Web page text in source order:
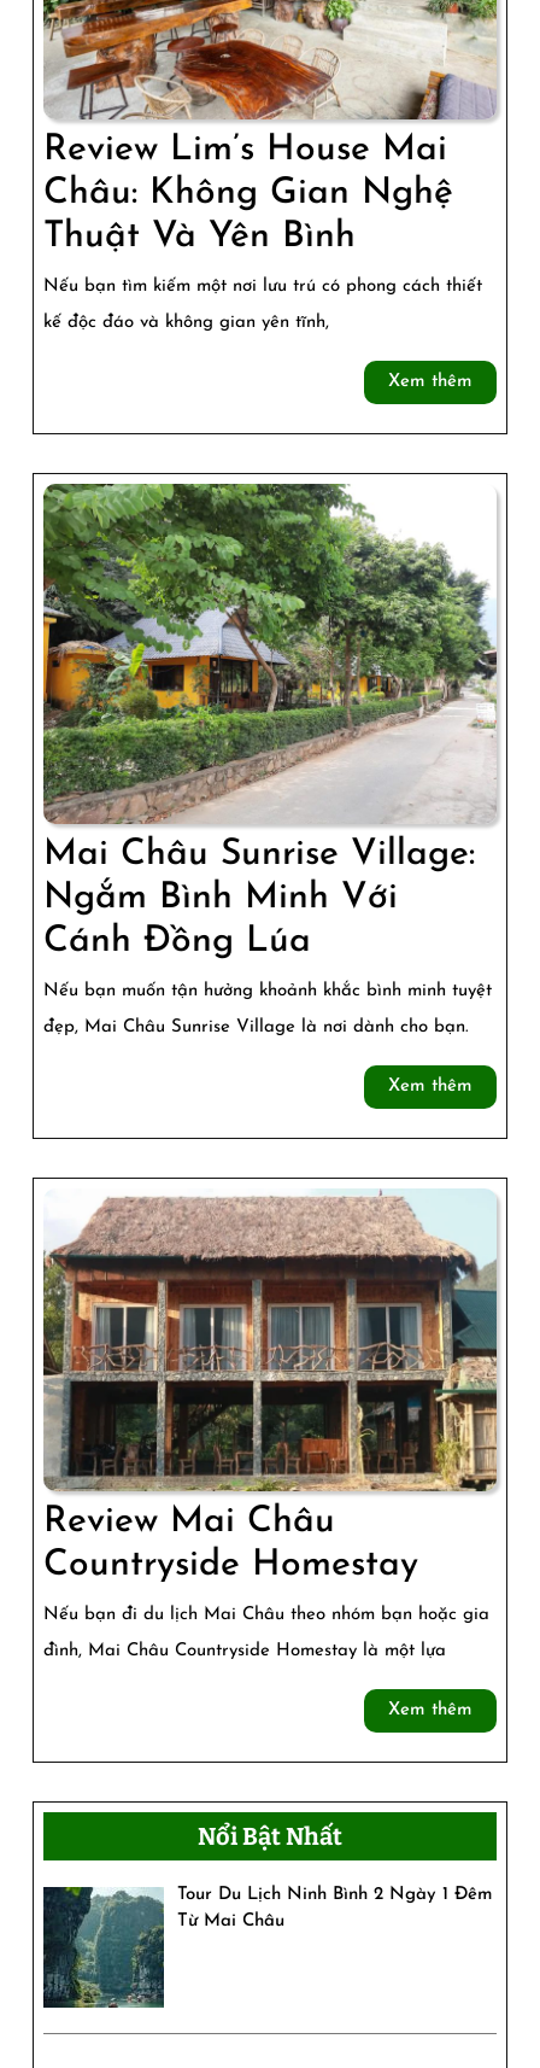
Review Lim’s House Mai
Châu: Không Gian Nghệ
Thuật Và Yên Bình
Lim’s
Mai
Châu:
Gian
Nghệ
Thuật
Và
Yên
Bình
Nếu bạn tìm kiếm một nơi lưu trú có phong cách thiết
kế độc đáo và không gian yên tĩnh,
Xem thêm
thêm
Mai Châu Sunrise Village:
Ngắm Bình Minh Với
Cánh Đồng Lúa
Châu
Sunrise
Village:
Ngắm
Minh
Với
Cánh
Đồng
Lúa
Nếu bạn muốn tận hưởng khoảnh khắc bình minh tuyệt
đẹp, Mai Châu Sunrise Village là nơi dành cho bạn.
Xem thêm
thêm
Review Mai Châu
Countryside HomestayReview
Mai
Châu
Nếu bạn đi du lịch Mai Châu theo nhóm bạn hoặc gia
đình, Mai Châu Countryside Homestay là một lựa
Xem thêm
thêm
Nổi Bật Nhất
Tour Du Lịch Ninh Bình 2 Ngày 1 Đêm
Từ Mai Châu